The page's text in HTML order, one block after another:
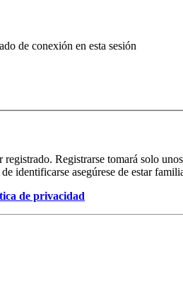
de conexión en esta sesión
registrado. Registrarse tomará solo
identificarse asegúrese de estar
de privacidad